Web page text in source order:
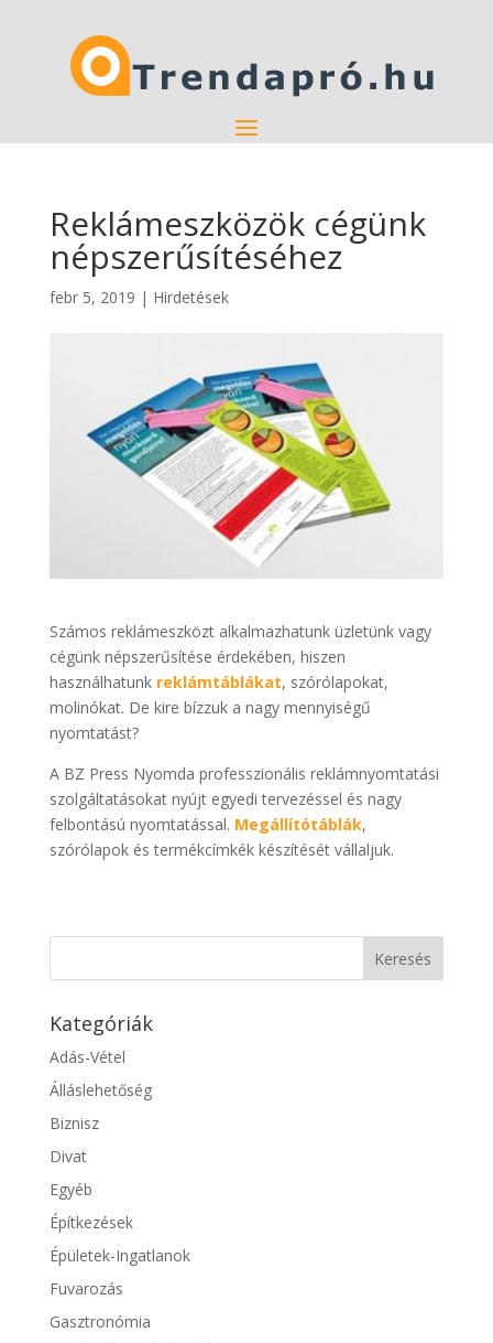
Reklámeszközök cégünk
népszerűsítéséhez
febr 5, 2019 | Hirdetések
Számos reklámeszközt alkalmazhatunk üzletünk vagy
cégünk népszerűsítése érdekében, hiszen
használhatunk reklámtáblákat, szórólapokat,
molinókat. De kire bízzuk a nagy mennyiségű
nyomtatást?
A BZ Press Nyomda professzionális reklámnyomtatási
szolgáltatásokat nyújt egyedi tervezéssel és nagy
felbontású nyomtatással. Megállítótáblák,
szórólapok és termékcímkék készítését vállaljuk.
Kategóriák
Adás-Vétel
Álláslehetőség
Biznisz
Divat
Egyéb
Építkezések
Épületek-Ingatlanok
Fuvarozás
Gasztronómia